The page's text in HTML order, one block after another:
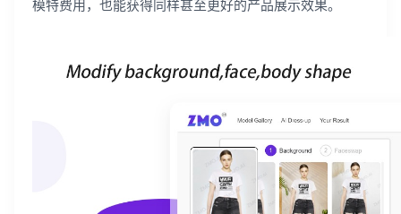
模特费用，也能获得同样甚至更好的产品展示效果。